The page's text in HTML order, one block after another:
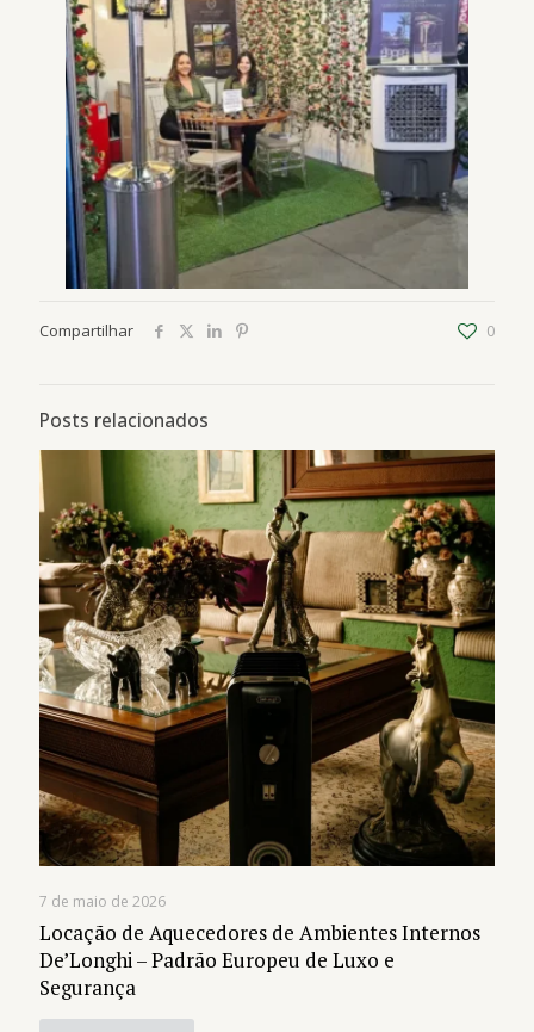
Compartilhar 0
Posts relacionados
7 de maio de 2026
Locação de Aquecedores de Ambientes Internos
De’Longhi – Padrão Europeu de Luxo e
Segurança